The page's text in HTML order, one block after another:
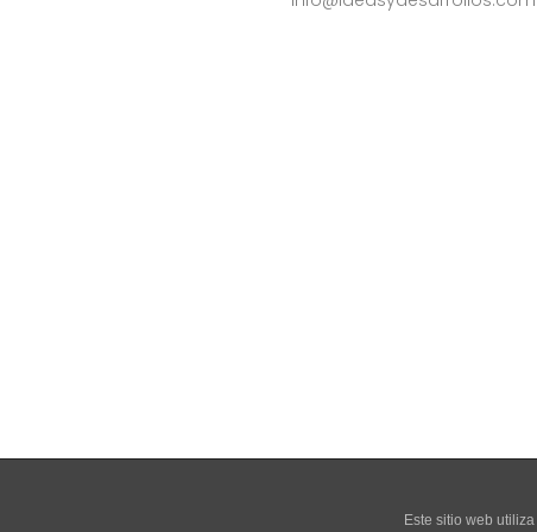
Este sitio web utiliza